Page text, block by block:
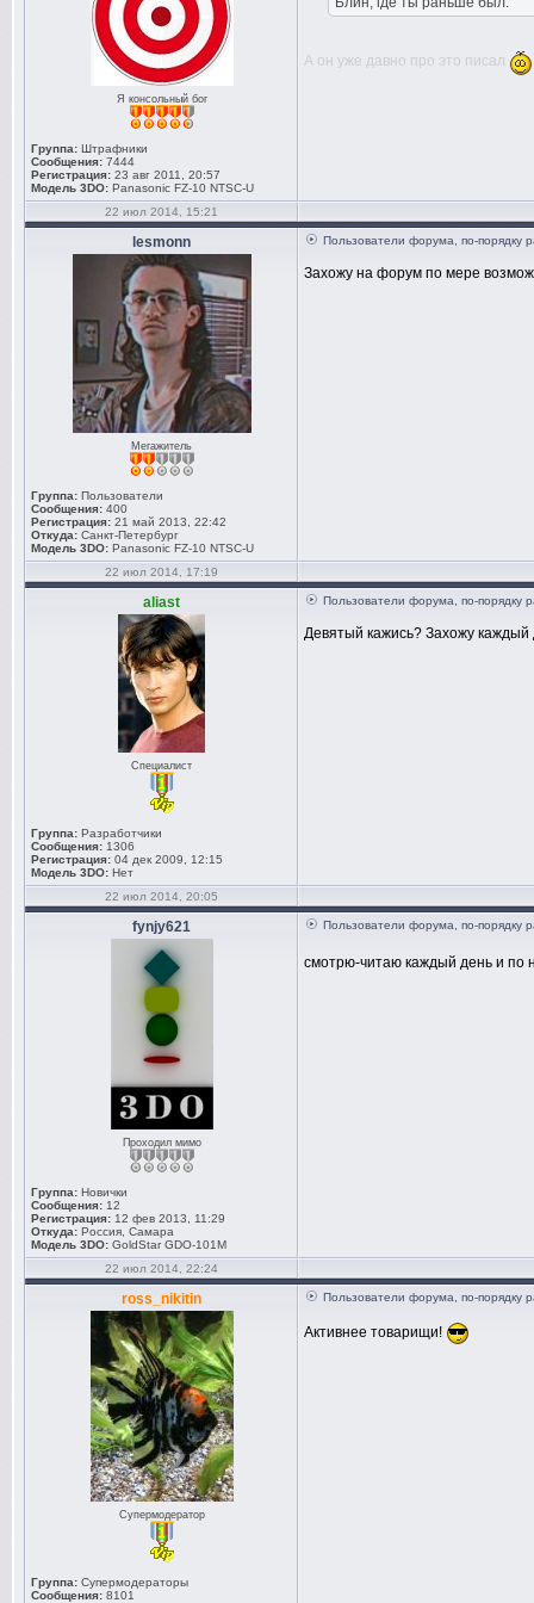
Я консольный бог
Группа: Штрафники
Сообщения: 7444
Регистрация: 23 авг 2011, 20:57
Модель 3DO: Panasonic FZ-10 NTSC-U
А он уже давно про это писал
22 июл 2014, 15:21
lesmonn
Мегажитель
Группа: Пользователи
Сообщения: 400
Регистрация: 21 май 2013, 22:42
Откуда: Санкт-Петербург
Модель 3DO: Panasonic FZ-10 NTSC-U
Пользователи форума, по-порядку
Захожу на форум по мере
22 июл 2014, 17:19
aliast
Специалист
Группа: Разработчики
Сообщения: 1306
Регистрация: 04 дек 2009, 12:15
Модель 3DO: Нет
Пользователи форума, по-порядку
Девятый кажись? Захожу каждый
22 июл 2014, 20:05
fynjy621
Проходил мимо
Группа: Новички
Сообщения: 12
Регистрация: 12 фев 2013, 11:29
Откуда: Россия, Самара
Модель 3DO: GoldStar GDO-101M
Пользователи форума, по-порядку
смотрю-читаю каждый день и по
22 июл 2014, 22:24
ross_nikitin
Супермодератор
Группа: Супермодераторы
Сообщения: 8101
Пользователи форума, по-порядку
Активнее товарищи!